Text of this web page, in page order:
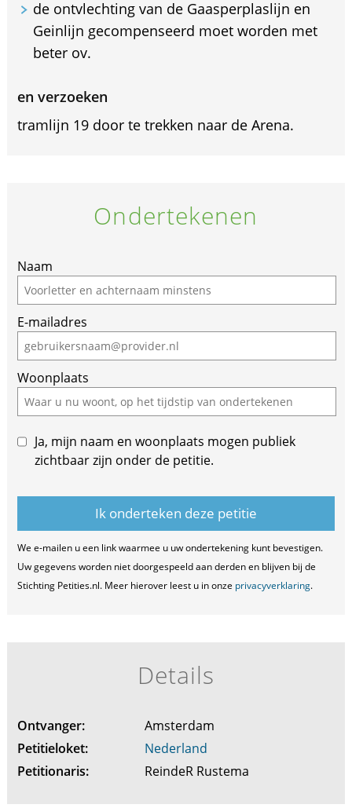
de ontvlechting van de Gaasperplaslijn en
Geinlijn gecompenseerd moet worden met
beter ov.
en verzoeken
tramlijn 19 door te trekken naar de Arena.
Ondertekenen
Naam
E-mailadres
Woonplaats
Ja, mijn naam en woonplaats mogen publiek
zichtbaar zijn onder de petitie.
We e-mailen u een link waarmee u uw ondertekening kunt bevestigen.
Uw gegevens worden niet doorgespeeld aan derden en blijven bij de
Stichting Petities.nl. Meer hierover leest u in onze privacyverklaring.
Details
Ontvanger:
Amsterdam
Petitieloket:
Nederland
Petitionaris:
ReindeR Rustema